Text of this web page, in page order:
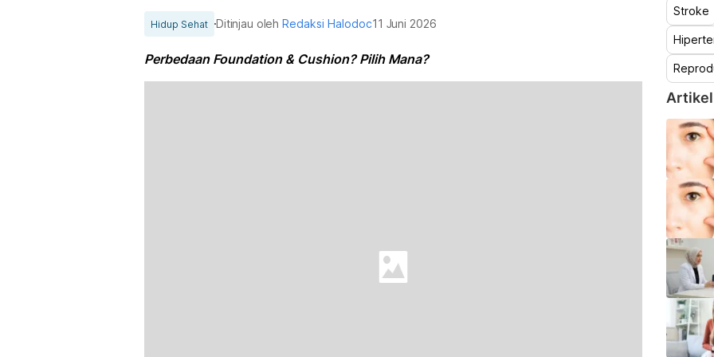
Hidup Sehat Ditinjau olehRedaksi Halodoc11 Juni 2026
Perbedaan Foundation & Cushion? Pilih Mana?
Stroke